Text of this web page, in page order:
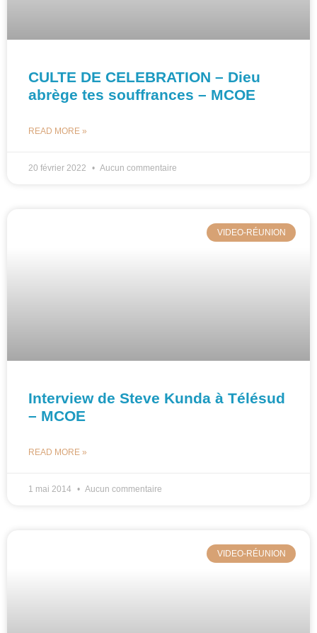
CULTE DE CELEBRATION – Dieu
abrège tes souffrances – MCOE
READ MORE »
20 février 2022 Aucun commentaire
VIDEO-RÉUNION
Interview de Steve Kunda à Télésud
– MCOE
READ MORE »
1 mai 2014 Aucun commentaire
VIDEO-RÉUNION